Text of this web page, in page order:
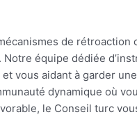
de
équipe dédiée
vous aidant à garder
dynamique où
le Conseil turc